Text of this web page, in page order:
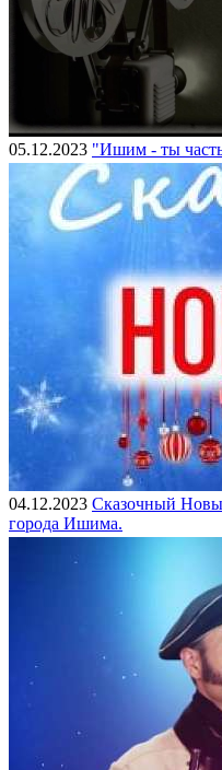
05.12.2023 "Ишим - ты
04.12.2023 Сказочный
города Ишима.